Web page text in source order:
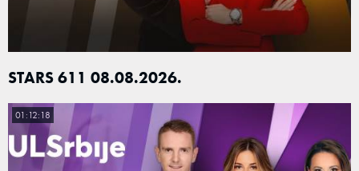
STARS 611 08.08.2026.
01:12:18